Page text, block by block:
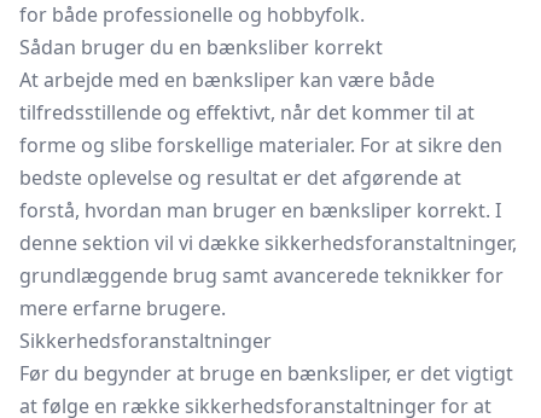
for både professionelle og hobbyfolk.
Sådan bruger du en bænksliber korrekt
At arbejde med en bænksliper kan være både
tilfredsstillende og effektivt, når det kommer til at
forme og slibe forskellige materialer. For at sikre den
bedste oplevelse og resultat er det afgørende at
forstå, hvordan man bruger en bænksliper korrekt. I
denne sektion vil vi dække sikkerhedsforanstaltninger,
grundlæggende brug samt avancerede teknikker for
mere erfarne brugere.
Sikkerhedsforanstaltninger
Før du begynder at bruge en bænksliper, er det vigtigt
at følge en række sikkerhedsforanstaltninger for at